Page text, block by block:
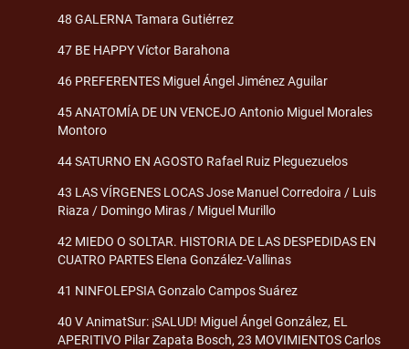
48 GALERNA Tamara Gutiérrez
47 BE HAPPY Víctor Barahona
46 PREFERENTES Miguel Ángel Jiménez Aguilar
45 ANATOMÍA DE UN VENCEJO Antonio Miguel Morales
Montoro
44 SATURNO EN AGOSTO Rafael Ruiz Pleguezuelos
43 LAS VÍRGENES LOCAS Jose Manuel Corredoira / Luis
Riaza / Domingo Miras / Miguel Murillo
42 MIEDO O SOLTAR. HISTORIA DE LAS DESPEDIDAS EN
CUATRO PARTES Elena González-Vallinas
41 NINFOLEPSIA Gonzalo Campos Suárez
40 V AnimatSur: ¡SALUD! Miguel Ángel González, EL
APERITIVO Pilar Zapata Bosch, 23 MOVIMIENTOS Carlos